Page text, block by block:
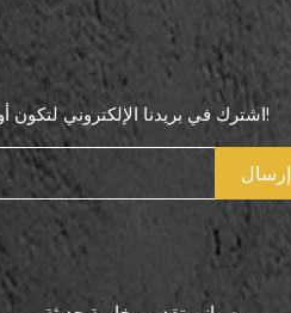
اشترك في بريدنا الإلكتروني لتكون أول من يعرف عروضنا الخاصة!
إرسال